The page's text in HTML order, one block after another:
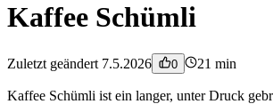
Kaffee Schümli
Zuletzt geändert 7.5.2026 0 21 min
Kaffee Schümli ist ein langer, unter Druck